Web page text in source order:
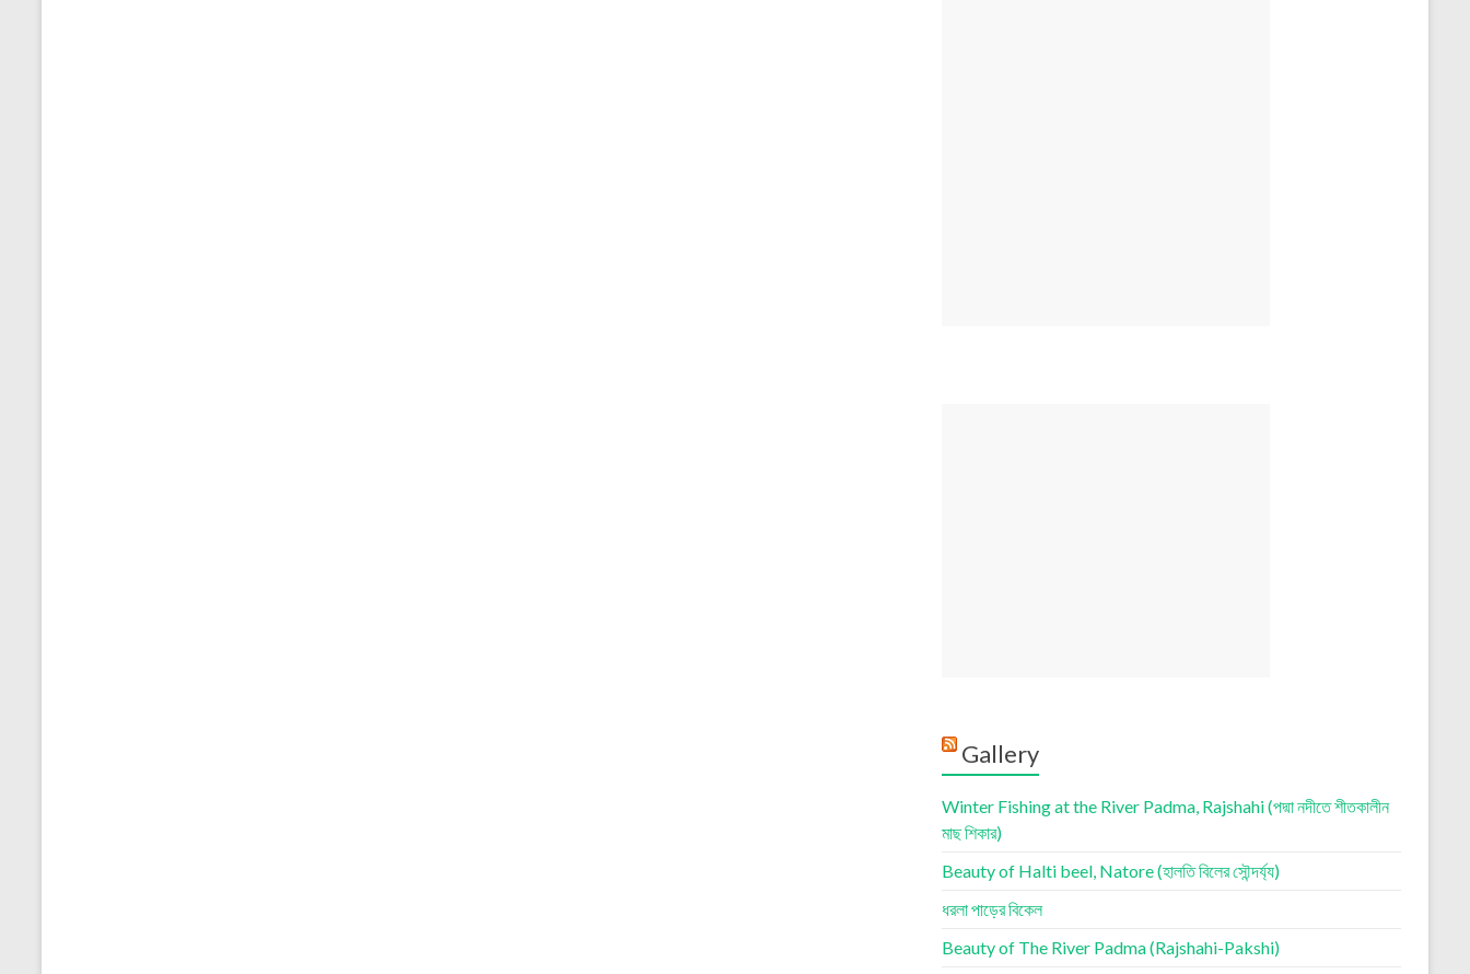
Gallery
Winter Fishing at the River Padma, Rajshahi (পদ্মা নদীতে শীতকালীন
মাছ শিকার)
Beauty of Halti beel, Natore (হালতি বিলের সৌন্দর্য্য)
ধরলা পাড়ের বিকেল
Beauty of The River Padma (Rajshahi-Pakshi)